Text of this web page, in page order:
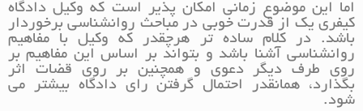
اما این موضوع زمانی امکان پذیر است که وکیل دادگاه
کیفری یک از قدرت خوبی در مباحث روانشناسی برخوردار
باشد. در کلام ساده تر هرچقدر که وکیل با مفاهیم
روانشناسی آشنا باشد و بتواند بر اساس این مفاهیم بر
روی طرف دیگر دعوی و همچنین بر روی قضات اثر
بگذارد، همانقدر احتمال گرفتن رای دادگاه بیشتر می
شود.